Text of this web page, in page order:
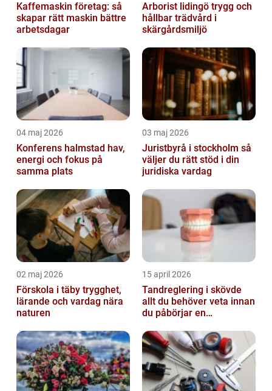
Kaffemaskin företag: så
skapar rätt maskin bättre
arbetsdagar
Arborist lidingö trygg och
hållbar trädvård i
skärgårdsmiljö
04 maj 2026
Konferens halmstad hav,
energi och fokus på
samma plats
03 maj 2026
Juristbyrå i stockholm så
väljer du rätt stöd i din
juridiska vardag
02 maj 2026
Förskola i täby trygghet,
lärande och vardag nära
naturen
15 april 2026
Tandreglering i skövde
allt du behöver veta innan
du påbörjar en